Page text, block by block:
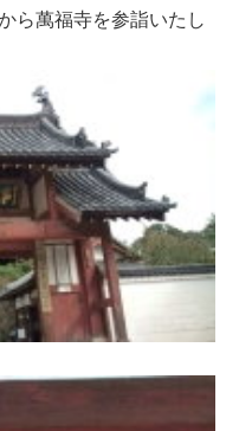
ら萬福寺を参詣いたし